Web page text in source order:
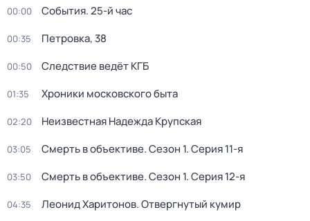
00:00 События. 25-й час
00:35 Петровка, 38
00:50 Следствие ведёт КГБ
01:35 Хроники московского быта
02:20 Неизвестная Надежда Крупская
03:05 Смерть в объективе. Сезон 1. Серия 11-я
03:50 Смерть в объективе. Сезон 1. Серия 12-я
04:35 Леонид Харитонов. Отвергнутый кумир